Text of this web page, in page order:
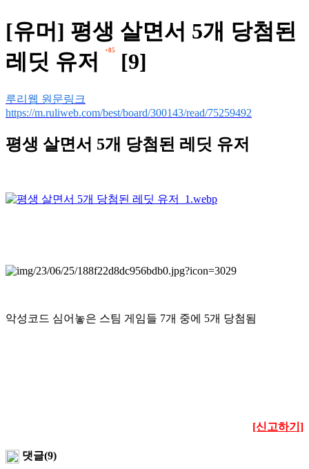
[유머] 평생 살면서 5개 당첨된
레딧 유저
+85 [9]
루리웹 원문링크
https://m.ruliweb.com/best/board/300143/read/75259492
평생 살면서 5개 당첨된 레딧 유저
악성코드 심어놓은 스팀 게임들 7개 중에 5개 당첨됨
[신고하기]
댓글(9)